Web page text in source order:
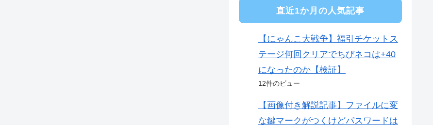
直近1か月の人気記事
【にゃんこ大戦争】福引チケットス
テージ何回クリアでちびネコは+40
になったのか【検証】
12件のビュー
【画像付き解説記事】ファイルに変
な鍵マークがつくけどパスワードは